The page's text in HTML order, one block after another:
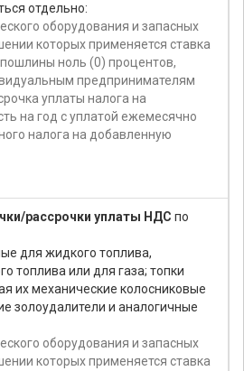
отдельно:
оборудования и запасных
которых применяется ставка
ноль (0) процентов,
предпринимателям
уплаты налога на
на год с уплатой ежемесячно
налога на добавленную
рассрочки уплаты НДС по
для жидкого топлива,
топлива или для газа; топки
их механические колосниковые
золоудалители и аналогичные
оборудования и запасных
которых применяется ставка